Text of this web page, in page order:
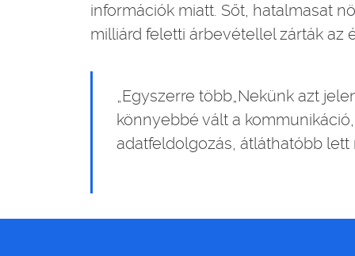
információk miatt. Sőt, hatalmasat
milliárd feletti árbevétellel zárták az
„Egyszerre több„Nekünk azt
könnyebbé vált a
adatfeldolgozás, átláthatóbb lett